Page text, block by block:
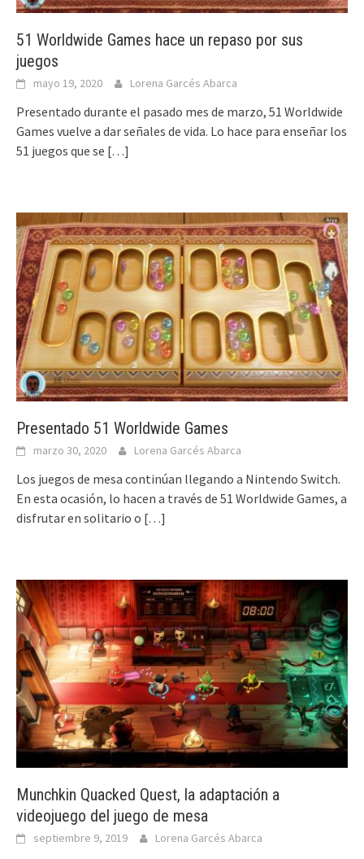
51 Worldwide Games hace un repaso por sus
juegos
mayo 19, 2020 Lorena Garcés Abarca
Presentado durante el pasado mes de marzo, 51 Worldwide
Games vuelve a dar señales de vida. Lo hace para enseñar los
51 juegos que se […]
Presentado 51 Worldwide Games
marzo 30, 2020 Lorena Garcés Abarca
Los juegos de mesa continúan llegando a Nintendo Switch.
En esta ocasión, lo hacen a través de 51 Worldwide Games, a
disfrutar en solitario o […]
Munchkin Quacked Quest, la adaptación a
videojuego del juego de mesa
septiembre 9, 2019 Lorena Garcés Abarca